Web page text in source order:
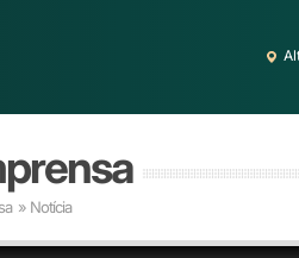
» Notícia